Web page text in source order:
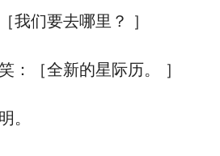
们要去哪里？ ］
［全新的星际历。 ］
。